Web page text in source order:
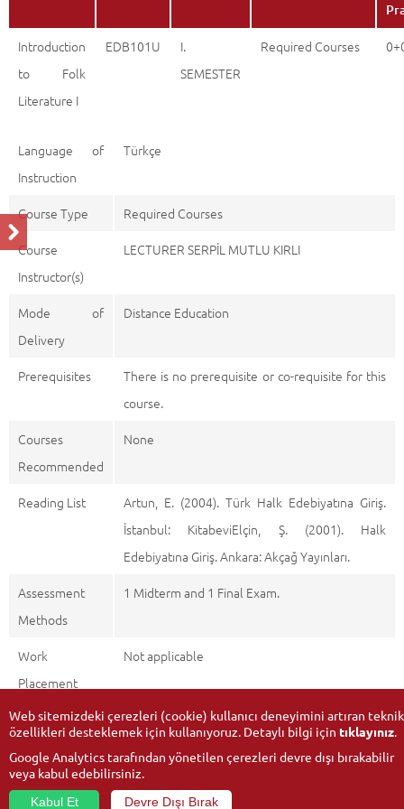
Introduction
to Folk
Literature I
EDB101U
I.
SEMESTER
Required Courses
Language of
Instruction
Türkçe
Course Type
Required Courses
Course
Instructor(s)
LECTURER SERPİL MUTLU KIRLI
Mode of
Delivery
Distance Education
Prerequisites
There is no prerequisite or co-requisite for this
course.
Courses
Recommended
None
Reading List
Artun, E. (2004). Türk Halk Edebiyatına Giriş.
İstanbul: KitabeviElçin, Ş. (2001). Halk
Edebiyatına Giriş. Ankara: Akçağ Yayınları.
Assessment
Methods
1 Midterm and 1 Final Exam.
Work
Placement
Not applicable
Web sitemizdeki çerezleri (cookie) kullanıcı deneyimini artıran teknik
özellikleri desteklemek için kullanıyoruz. Detaylı bilgi için tıklayınız.
Google Analytics tarafından yönetilen çerezleri devre dışı bırakabilir
veya kabul edebilirsiniz.
Kabul Et
Devre Dışı Bırak